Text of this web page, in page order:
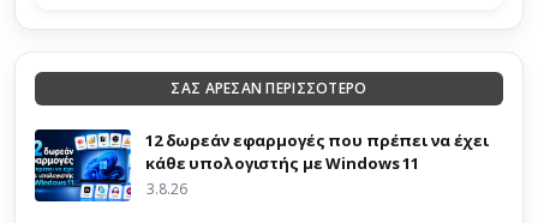
ΣΑΣ ΑΡΕΣΑΝ ΠΕΡΙΣΣΟΤΕΡΟ
12 δωρεάν εφαρμογές που πρέπει να έχει
κάθε υπολογιστής με Windows 11
3.8.26